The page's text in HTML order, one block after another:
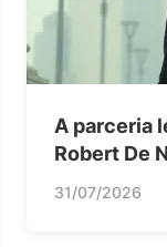
A parceria
Robert De
31/07/2026